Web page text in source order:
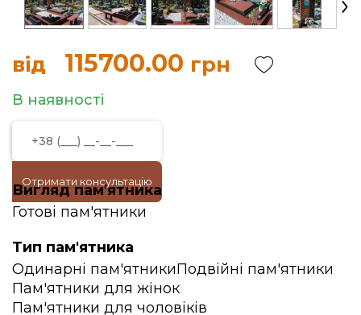
від 115700.00 грн
В наявності
Отримати консультацію
Вигляд пам'ятника
Готові пам'ятники
Тип пам'ятника
Одинарні пам'ятникиПодвійні пам'ятники
Пам'ятники для жінок
Пам'ятники для чоловіків